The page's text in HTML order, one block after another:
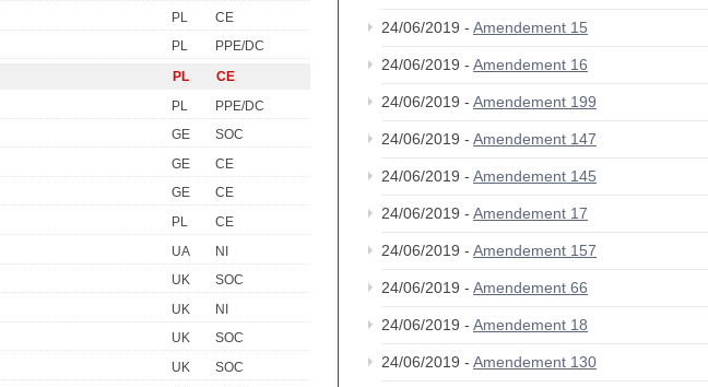
PL
CE
PL
PPE/DC
PL
CE
PL
PPE/DC
GE
SOC
GE
CE
GE
CE
PL
CE
UA
NI
UK
SOC
UK
NI
UK
SOC
UK
SOC
24/06/2019 - Amendement 15
24/06/2019 - Amendement 16
24/06/2019 - Amendement 199
24/06/2019 - Amendement 147
24/06/2019 - Amendement 145
24/06/2019 - Amendement 17
24/06/2019 - Amendement 157
24/06/2019 - Amendement 66
24/06/2019 - Amendement 18
24/06/2019 - Amendement 130